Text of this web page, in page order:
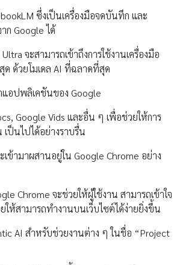
ซึ่งเป็นเครื่องมือจดบันทึก และ
ก Google ได้
จะสามารถเข้าถึงการใช้งานเครื่องมือ
ด ด้วยโมเดล AI ที่ฉลาดที่สุด
แอปพลิเคชันของ Google
Google Vids และอื่น ๆ เพื่อช่วยให้การ
ป็นไปได้อย่างราบรื่น
ข้ามาผสานอยู่ใน Google Chrome อย่าง
Chrome จะช่วยให้ผู้ใช้งาน สามารถเข้าใจ
ห้สามารถทำงานบนเว็บไซต์ได้ง่ายยิ่งขึ้น
AI สำหรับช่วยงานต่าง ๆ ในชื่อ “Project